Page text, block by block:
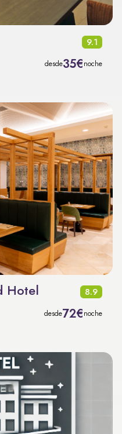
9.1
desde35€noche
Hotel 8.9
desde72€noche